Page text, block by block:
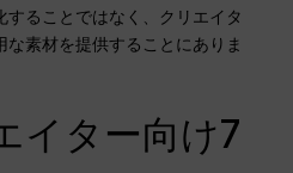
することではなく、クリエイタ
素材を提供することにありま
イター向け7